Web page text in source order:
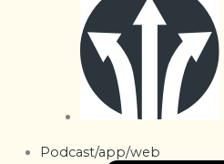
Podcast/app/web